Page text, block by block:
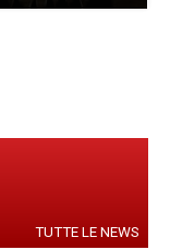
TUTTE LE NEWS